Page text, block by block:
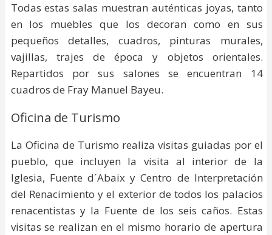
Todas estas salas muestran auténticas joyas, tanto
en los muebles que los decoran como en sus
pequeños detalles, cuadros, pinturas murales,
vajillas, trajes de época y objetos orientales.
Repartidos por sus salones se encuentran 14
cuadros de Fray Manuel Bayeu.
Oficina de Turismo
La Oficina de Turismo realiza visitas guiadas por el
pueblo, que incluyen la visita al interior de la
Iglesia, Fuente d´Abaix y Centro de Interpretación
del Renacimiento y el exterior de todos los palacios
renacentistas y la Fuente de los seis caños. Estas
visitas se realizan en el mismo horario de apertura